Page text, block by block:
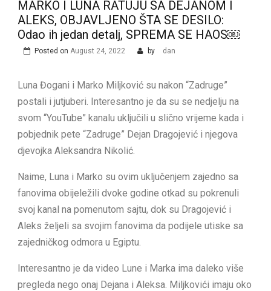
ispred njene kuće￼￼
MARKO I LUNA RATUJU SA DEJANOM I
ALEKS, OBJAVLJENO ŠTA SE DESILO:
Odao ih jedan detalj, SPREMA SE HAOS￼
Posted on August 24, 2022 by dan
Luna Đogani i Marko Miljković su nakon “Zadruge”
postali i jutjuberi. Interesantno je da su se nedjelju na
svom “YouTube” kanalu uključili u slično vrijeme kada i
pobjednik pete “Zadruge” Dejan Dragojević i njegova
djevojka Aleksandra Nikolić.
Naime, Luna i Marko su ovim uključenjem zajedno sa
fanovima obijeležili dvoke godine otkad su pokrenuli
svoj kanal na pomenutom sajtu, dok su Dragojević i
Aleks željeli sa svojim fanovima da podijele utiske sa
zajedničkog odmora u Egiptu.
Interesantno je da video Lune i Marka ima daleko više
pregleda nego onaj Dejana i Aleksa. Miljkovići imaju oko